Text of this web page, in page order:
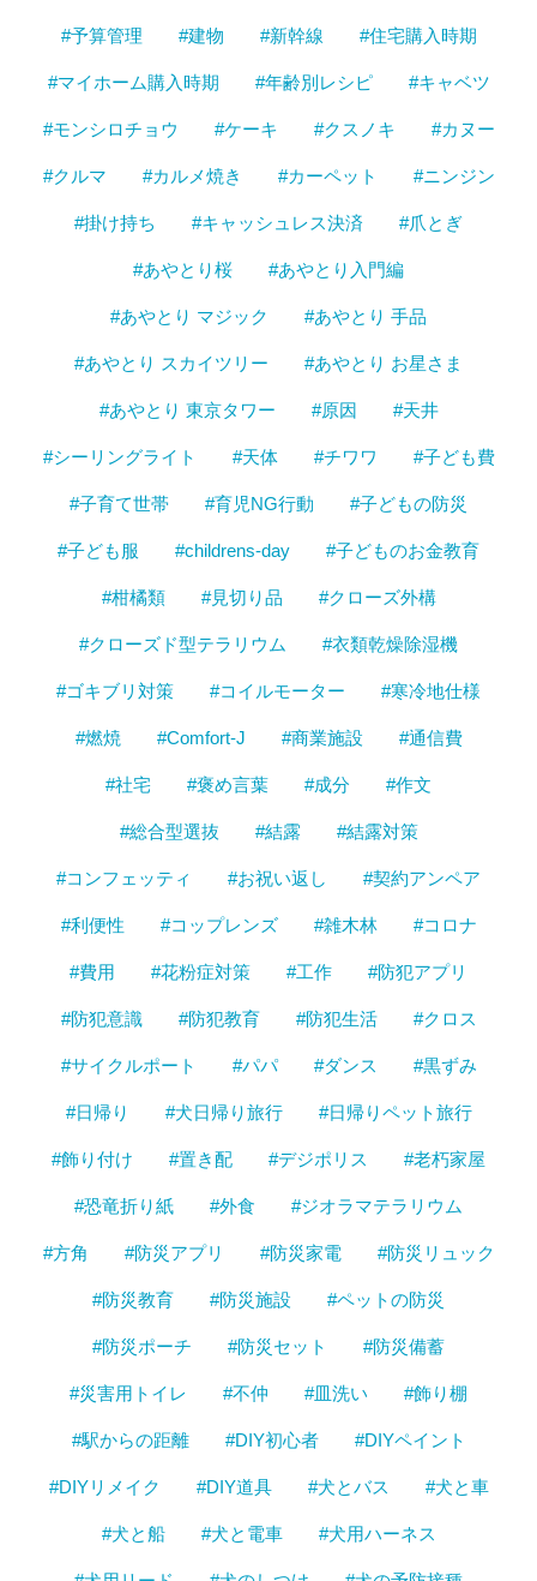
#予算管理 #建物 #新幹線 #住宅購入時期
#マイホーム購入時期 #年齢別レシピ #キャベツ
#モンシロチョウ #ケーキ #クスノキ #カヌー
#クルマ #カルメ焼き #カーペット #ニンジン
#掛け持ち #キャッシュレス決済 #爪とぎ
#あやとり桜 #あやとり入門編
#あやとり マジック #あやとり 手品
#あやとり スカイツリー #あやとり お星さま
#あやとり 東京タワー #原因 #天井
#シーリングライト #天体 #チワワ #子ども費
#子育て世帯 #育児NG行動 #子どもの防災
#子ども服 #childrens-day #子どものお金教育
#柑橘類 #見切り品 #クローズ外構
#クローズド型テラリウム #衣類乾燥除湿機
#ゴキブリ対策 #コイルモーター #寒冷地仕様
#燃焼 #Comfort-J #商業施設 #通信費
#社宅 #褒め言葉 #成分 #作文
#総合型選抜 #結露 #結露対策
#コンフェッティ #お祝い返し #契約アンペア
#利便性 #コップレンズ #雑木林 #コロナ
#費用 #花粉症対策 #工作 #防犯アプリ
#防犯意識 #防犯教育 #防犯生活 #クロス
#サイクルポート #パパ #ダンス #黒ずみ
#日帰り #犬日帰り旅行 #日帰りペット旅行
#飾り付け #置き配 #デジポリス #老朽家屋
#恐竜折り紙 #外食 #ジオラマテラリウム
#方角 #防災アプリ #防災家電 #防災リュック
#防災教育 #防災施設 #ペットの防災
#防災ポーチ #防災セット #防災備蓄
#災害用トイレ #不仲 #皿洗い #飾り棚
#駅からの距離 #DIY初心者 #DIYペイント
#DIYリメイク #DIY道具 #犬とバス #犬と車
#犬と船 #犬と電車 #犬用ハーネス